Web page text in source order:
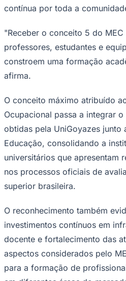
contínua por toda a
"Receber o conceito 5 do
professores, estudantes e
constroem uma formação
afirma.
O conceito máximo atribuído
Ocupacional passa a integrar
obtidas pela UniGoyazes junto
Educação, consolidando a
universitários que apresentam
nos processos oficiais de
superior brasileira.
O reconhecimento também
investimentos contínuos em
docente e fortalecimento das
aspectos considerados pelo
para a formação de